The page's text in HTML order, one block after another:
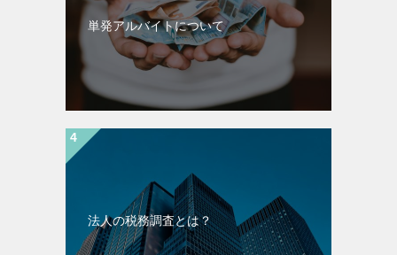
単発アルバイトについて
法人の税務調査とは？